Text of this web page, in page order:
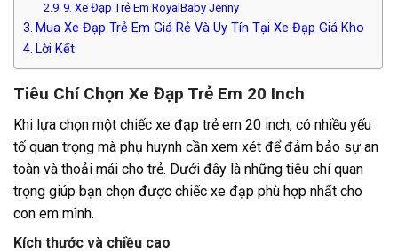
9. Xe Đạp Trẻ Em RoyalBaby Jenny
Mua Xe Đạp Trẻ Em Giá Rẻ Và Uy Tín Tại Xe Đạp Giá Kho
Lời Kết
Tiêu Chí Chọn Xe Đạp Trẻ Em 20 Inch
Khi lựa chọn một chiếc xe đạp trẻ em 20 inch, có nhiều yếu
tố quan trọng mà phụ huynh cần xem xét để đảm bảo sự an
toàn và thoải mái cho trẻ. Dưới đây là những tiêu chí quan
trọng giúp bạn chọn được chiếc xe đạp phù hợp nhất cho
con em mình.
Kích thước và chiều cao